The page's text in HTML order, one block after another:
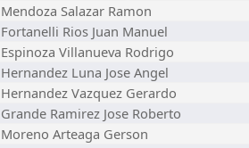
Mendoza Salazar Ramon
Fortanelli Rios Juan Manuel
Espinoza Villanueva Rodrigo
Hernandez Luna Jose Angel
Hernandez Vazquez Gerardo
Grande Ramirez Jose Roberto
Moreno Arteaga Gerson